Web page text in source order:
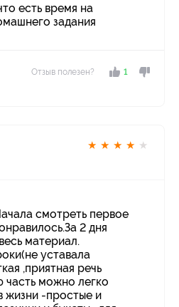
есть время на
задания
Отзыв полезен? 1
★ ★ ★ ★ ★
смотреть первое
2 дня
материал.
уставала
,приятная речь
часть можно легко
жизни -простые и